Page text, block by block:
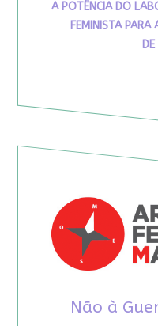
A POTÊNCIA DO
FEMINISTA
Não à